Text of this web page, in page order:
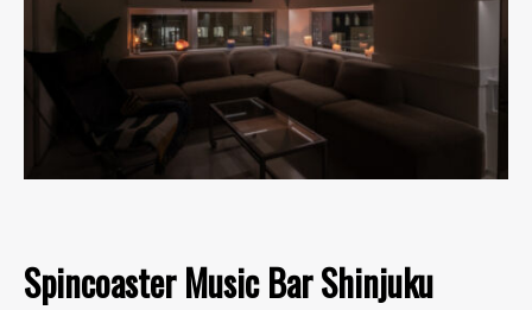
Spincoaster Music Bar Shinjuku